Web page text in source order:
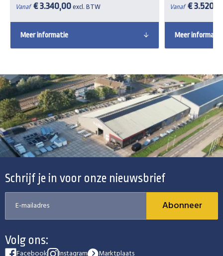
Vanaf € 3.340,00 excl. BTW
Meer informatie
Vanaf €
Meer informatie
Schrijf je in voor onze nieuwsbrief
Abonneer
Volg ons: